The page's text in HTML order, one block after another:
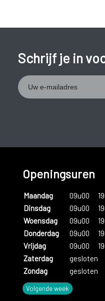
Schrijf je in
Openingsuren
Maandag 09u00
Dinsdag
09u00
Woensdag
09u00
Donderdag
09u00
Vrijdag
09u00
Zaterdag
gesloten
Zondag
gesloten
Volgende week